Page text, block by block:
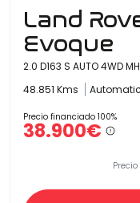
Land
Evoque
2.0 D163 S AUTO 4WD
48.851 Kms
Precio financiado 100%
38.900€